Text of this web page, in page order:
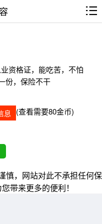
资格证，能吃苦，不怕
份，保险不干
息 (查看需要80金币)
慎，网站对此不承担任何保
带来更多的便利！